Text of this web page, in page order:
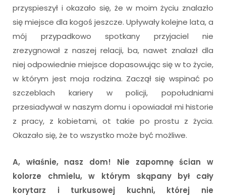
przyspieszył i okazało się, że w moim życiu znalazło
się miejsce dla kogoś jeszcze. Upływały kolejne lata, a
mój przypadkowo spotkany przyjaciel nie
zrezygnował z naszej relacji, ba, nawet znalazł dla
niej odpowiednie miejsce dopasowując się w to życie,
w którym jest moja rodzina. Zaczął się wspinać po
szczeblach kariery w policji, popołudniami
przesiadywał w naszym domu i opowiadał mi historie
z pracy, z kobietami, ot takie po prostu z życia.
Okazało się, że to wszystko może być możliwe.
A, właśnie, nasz dom! Nie zapomnę ścian w
kolorze chmielu, w którym skąpany był cały
korytarz i turkusowej kuchni, której nie